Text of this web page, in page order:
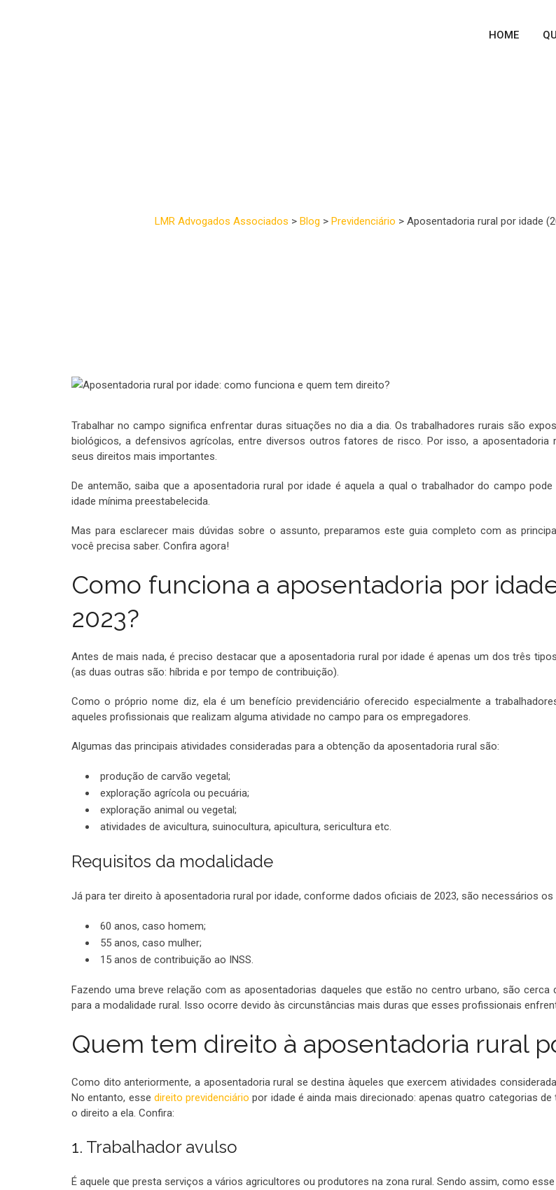
HOME
LMR Advogados Associados > Blog > Previdenciário > Aposentadoria rural por idade
Trabalhar no campo significa enfrentar duras situações no dia a dia. Os trabalhadores rurais são
biológicos, a defensivos agrícolas, entre diversos outros fatores de risco. Por isso, a aposentadoria
seus direitos mais importantes.
De antemão, saiba que a aposentadoria rural por idade é aquela a qual o trabalhador do campo
idade mínima preestabelecida.
Mas para esclarecer mais dúvidas sobre o assunto, preparamos este guia completo com as
você precisa saber. Confira agora!
Como funciona a aposentadoria por
2023?
Antes de mais nada, é preciso destacar que a aposentadoria rural por idade é apenas um dos três
(as duas outras são: híbrida e por tempo de contribuição).
Como o próprio nome diz, ela é um benefício previdenciário oferecido especialmente a
aqueles profissionais que realizam alguma atividade no campo para os empregadores.
Algumas das principais atividades consideradas para a obtenção da aposentadoria rural são:
produção de carvão vegetal;
exploração agrícola ou pecuária;
exploração animal ou vegetal;
atividades de avicultura, suinocultura, apicultura, sericultura etc.
Requisitos da modalidade
Já para ter direito à aposentadoria rural por idade, conforme dados oficiais de 2023, são necessários
60 anos, caso homem;
55 anos, caso mulher;
15 anos de contribuição ao INSS.
Fazendo uma breve relação com as aposentadorias daqueles que estão no centro urbano, são cerca
para a modalidade rural. Isso ocorre devido às circunstâncias mais duras que esses profissionais
Quem tem direito à aposentadoria rural
Como dito anteriormente, a aposentadoria rural se destina àqueles que exercem atividades
No entanto, esse direito previdenciário por idade é ainda mais direcionado: apenas quatro categorias
o direito a ela. Confira:
1. Trabalhador avulso
É aquele que presta serviços a vários agricultores ou produtores na zona rural. Sendo assim, como